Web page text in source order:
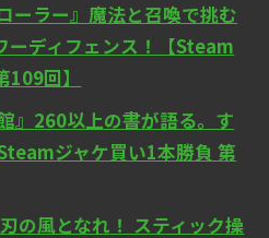
ーラー』魔法と召喚で挑む
ーディフェンス！【Steam
回】
』260以上の書が語る。す
ジャケ買い1本勝負 第
の風となれ！ スティック操